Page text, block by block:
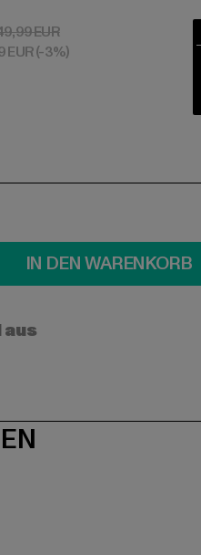
EUR
EURAktionspreis: 49,99 EUR
EUR(-3%)
IN DEN WARENKORB